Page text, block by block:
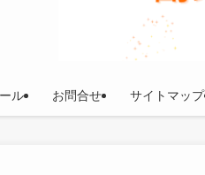
ル お問合せ サイトマップ